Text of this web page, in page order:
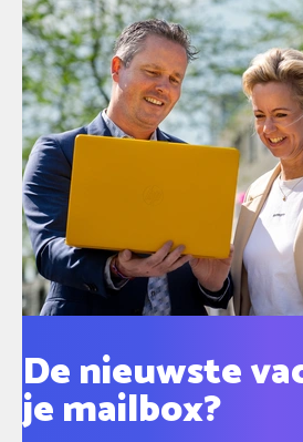
De nieuwste
je mailbox?